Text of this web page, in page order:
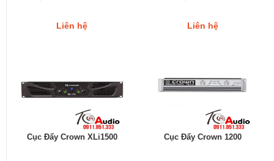
Liên hệ Liên hệ
Cục Đẩy Crown XLi1500 Cục Đẩy Crown 1200